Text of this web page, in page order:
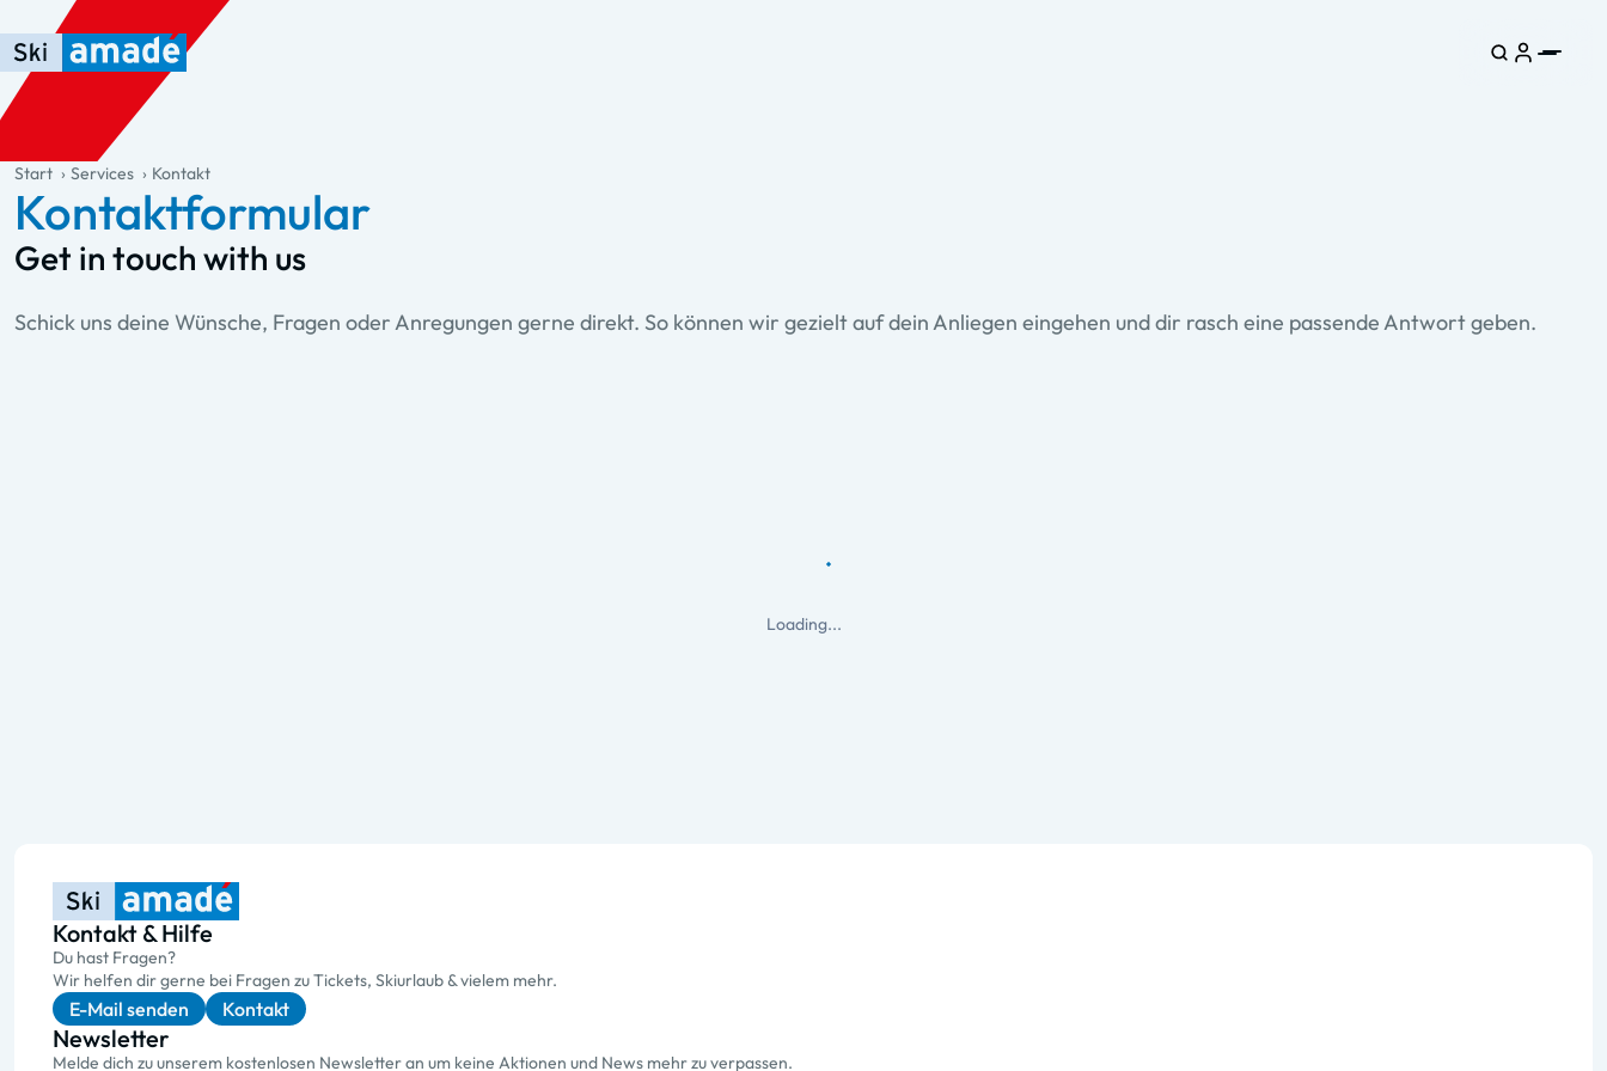
Zum Haupt-Inhalt springen
Springe zur Tabelle
Zur Haupt-Navigation springen
general.table-of-content
Start Services Kontakt
Kontaktformular
Get in touch with us
Schick uns deine Wünsche, Fragen oder Anregungen gerne direkt. So können wir gezielt auf dein Anliegen eingehen und dir rasch eine passende Antwort geben.
Loading...
Kontakt & Hilfe
Du hast Fragen?
Wir helfen dir gerne bei Fragen zu Tickets, Skiurlaub & vielem mehr.
E-Mail senden Kontakt
Newsletter
Melde dich zu unserem kostenlosen Newsletter an um keine Aktionen und News mehr zu verpassen.